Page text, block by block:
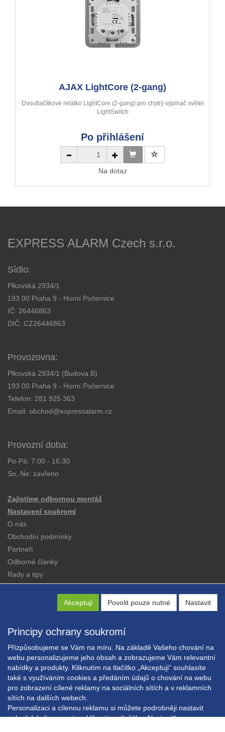
Akceptuji Povolit pouze nutné Nastavit
Principy ochrany soukromí
Přizpůsobujeme se Vám na míru. Na základě Vašeho chování na
webu personalizujeme jeho obsah a zobrazujeme Vám relevantní
nabídky a produkty. Kliknutím na tlačítko „Akceptuji“ souhlasíte
také s využíváním cookies a předáním údajů o chování na webu
pro zobrazení cílené reklamy na sociálních sítích a v reklamních
sítích na dalších webech.
Personalizaci a cílenou reklamu si můžete podrobněji nastavit
nebo kdykoli vypnout po kliknutí na tlačítko „Nastavit“.
AJAX LightCore (2-gang)
Dvoutlačítkové relátko LightCore (2-gang) pro chytrý vypínač světel
LightSwitch
Po přihlášení
Na dotaz
EXPRESS ALARM Czech s.r.o.
Sídlo:
Plkovská 2934/1
193 00 Praha 9 - Horní Počernice
IČ: 26446863
DIČ: CZ26446863
Provozovna:
Plkovská 2934/1 (Budova B)
193 00 Praha 9 - Horní Počernice
Telefon: 281 925 363
Email: obchod@expressalarm.cz
Provozní doba:
Po-Pá: 7:00 - 16:30
So, Ne: zavřeno
Zajistíme odbornou montáž
Nastavení soukromí
O nás
Obchodní podmínky
Partneři
Odborné články
Rady a tipy
Copyright © EXPRESS ALARM Czech s.r.o.
Powered byABRA E-shop